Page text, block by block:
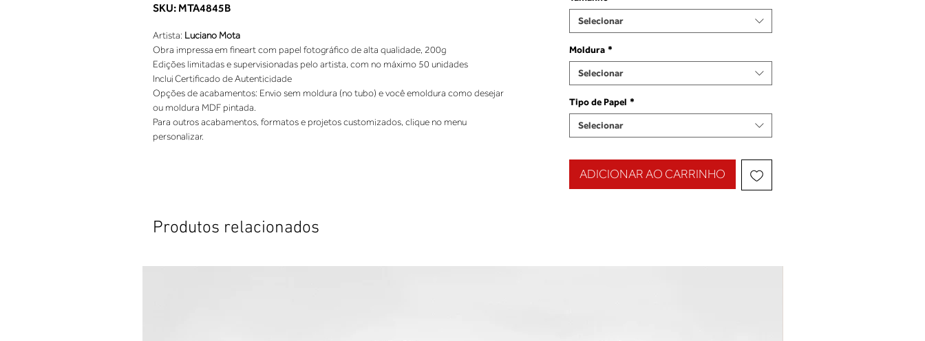
SKU: MTA4845B
Artista: Luciano Mota
Obra impressa em fineart com papel fotográfico de alta qualidade, 200g
Edições limitadas e supervisionadas pelo artista, com no máximo 50 unidades
Inclui Certificado de Autenticidade
Opções de acabamentos: Envio sem moldura (no tubo) e você emoldura como desejar
ou moldura MDF pintada.
Para outros acabamentos, formatos e projetos customizados, clique no menu
personalizar.
Selecionar
Moldura *
Selecionar
Tipo de Papel *
Selecionar
ADICIONAR AO CARRINHO
Produtos relacionados